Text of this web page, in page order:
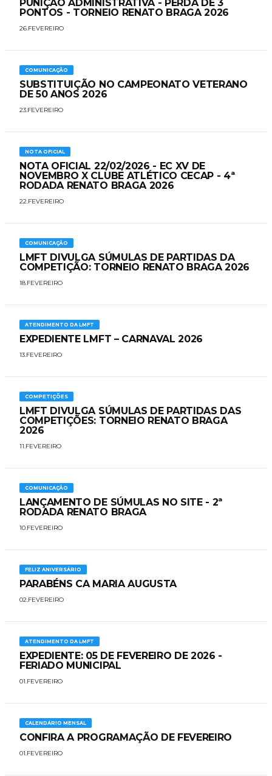
PUNIÇÃO ADMINISTRATIVA - PERDA DE 3
PONTOS - TORNEIO RENATO BRAGA 2026
26.FEVEREIRO
COMUNICAÇÃO
SUBSTITUIÇÃO NO CAMPEONATO VETERANO
DE 50 ANOS 2026
23.FEVEREIRO
NOTA OFICIAL
NOTA OFICIAL 22/02/2026 - EC XV DE
NOVEMBRO X CLUBE ATLÉTICO CECAP - 4ª
RODADA RENATO BRAGA 2026
22.FEVEREIRO
COMUNICAÇÃO
LMFT DIVULGA SÚMULAS DE PARTIDAS DA
COMPETIÇÃO: TORNEIO RENATO BRAGA 2026
18.FEVEREIRO
ATENDIMENTO DA LMFT
EXPEDIENTE LMFT – CARNAVAL 2026
13.FEVEREIRO
COMPETIÇÕES
LMFT DIVULGA SÚMULAS DE PARTIDAS DAS
COMPETIÇÕES: TORNEIO RENATO BRAGA
2026
11.FEVEREIRO
COMUNICAÇÃO
LANÇAMENTO DE SÚMULAS NO SITE - 2ª
RODADA RENATO BRAGA
10.FEVEREIRO
FELIZ ANIVERSÁRIO
PARABÉNS CA MARIA AUGUSTA
02.FEVEREIRO
ATENDIMENTO DA LMFT
EXPEDIENTE: 05 DE FEVEREIRO DE 2026 -
FERIADO MUNICIPAL
01.FEVEREIRO
CALENDÁRIO MENSAL
CONFIRA A PROGRAMAÇÃO DE FEVEREIRO
01.FEVEREIRO